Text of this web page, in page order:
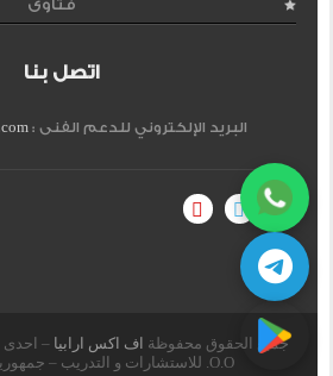
فتاوى
اتصل بنا
البريد الإلكتروني للدعم الفنى :
جميع الحقوق محفوظة اف اكس ارابيا
O.O. للاستشارات و التدريب – جمهورية بولندا الإتحادية.